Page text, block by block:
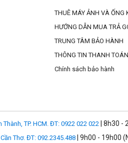
THUÊ MÁY ẢNH VÀ ỐNG
HƯỚNG DẪN MUA TRẢ
TRUNG TÂM BẢO HÀNH
THÔNG TIN THANH TOÁN
Chính sách bảo hành
TP. HCM. ĐT: 0922 022 022 | 8h30 -
Thơ. ĐT: 092.2345.488 | 9h00 - 19h00